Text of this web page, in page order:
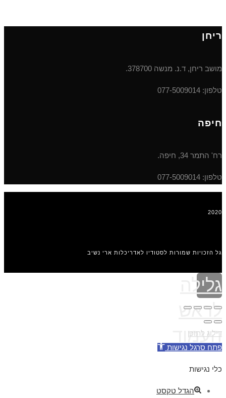
ריחן
מושב ריחן, ד.נ. מנשה 378700.
טלפון: 077-5009014
חיפה
רח' התמר 34, חיפה.
טלפון: 077-5009014
2020
גל הזכויות שמורות לסטודיו לאדריכלות ארי נשיב
גלילה
לראש
העמוד
דילוג לתוכן
פתח סרגל נגישות
כלי נגישות
הגדל טקסט